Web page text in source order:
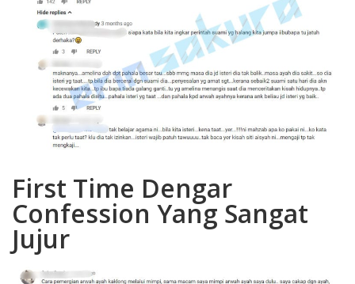
First Time Dengar
Confession Yang Sangat
Jujur